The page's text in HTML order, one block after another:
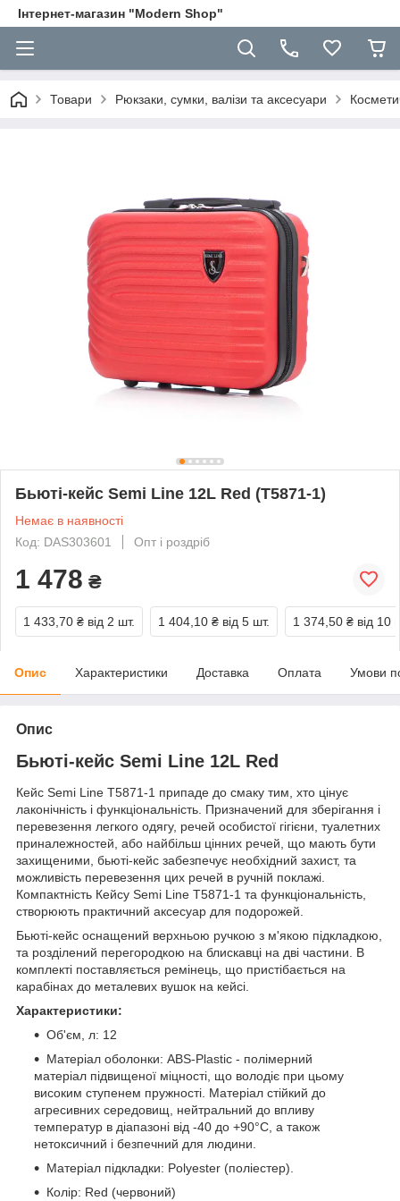
Інтернет-магазин "Modern Shop"
Товари Рюкзаки, сумки, валізи та аксесуари
Бьюті-кейс Semi Line 12L Red (T5871-1)
Немає в наявності
Код: DAS303601
Опт і роздріб
1 478 ₴
1 433,70 ₴ від 2 шт. 1 404,10 ₴ від 5 шт. 1 374,50 ₴ від 10
Опис Характеристики Доставка Оплата Умови
Опис
Бьюті-кейс Semi Line 12L Red
Кейс Semi Line T5871-1 припаде до смаку тим, хто цінує
лаконічність і функціональність. Призначений для зберігання і
перевезення легкого одягу, речей особистої гігієни, туалетних
приналежностей, або найбільш цінних речей, що мають бути
захищеними, бьюті-кейс забезпечує необхідний захист, та
можливість перевезення цих речей в ручній поклажі.
Компактність Кейсу Semi Line T5871-1 та функціональність,
створюють практичний аксесуар для подорожей.
Бьюті-кейс оснащений верхньою ручкою з м'якою підкладкою,
та розділений перегородкою на блискавці на дві частини. В
комплекті поставляється ремінець, що пристібається на
карабінах до металевих вушок на кейсі.
Характеристики:
Об'єм, л: 12
Матеріал оболонки: ABS-Plastic - полімерний
матеріал підвищеної міцності, що володіє при цьому
високим ступенем пружності. Матеріал стійкий до
агресивних середовищ, нейтральний до впливу
температур в діапазоні від -40 до +90°С, а також
нетоксичний і безпечний для людини.
Матеріал підкладки: Polyester (поліестер).
Колір: Red (червоний)